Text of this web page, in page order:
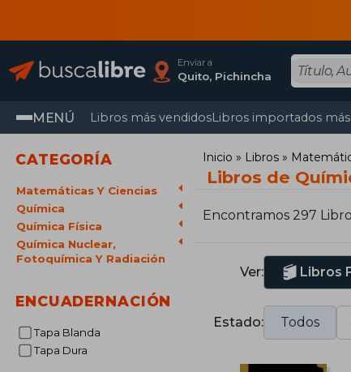
Enviar a
Quito, Pichincha
MENÚ Libros más vendidosLibros importados
CATEGORÍA
Matemáticas Y Ciencias
Química
Química Física
Química Nuclear,
Fotoquímica Y Radiación
ENCUADERNACIÓN
Tapa Blanda
Tapa Dura
Inicio Libros
Libros de
Encontramos 297
Ver: Libros
Estado: Todos